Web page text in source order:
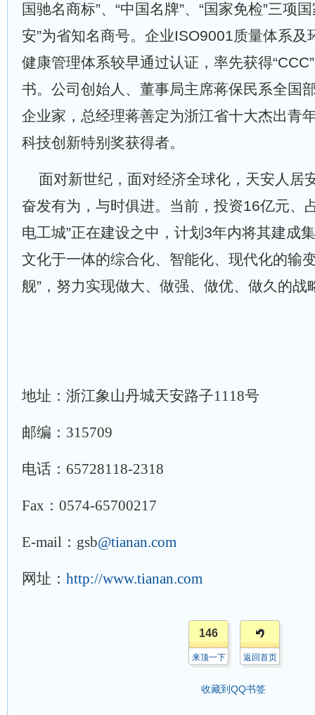
国驰名商标”、“中国名牌”、“国家免检”三项
安”为省知名商号。企业ISO9001质量体系及
健康管理体系较早通过认证，率先获得
书。公司创始人、董事局主席蒋保民系全国
企业家，总经理蒋善定为浙江省十大杰出青
科技创新特别奖获得者。
面对新世纪，面对经济全球化，天安人居
奋发有为，与时俱进。当前，投资16亿元、
电工城”正在建设之中，计划3年内将其建成
文化于一体的综合化、智能化、现代化的输
舰”，努力实现做大、做强、做优、做久的
地址： 浙江象山丹城天安路子1118号
邮编： 315709
电话： 65728118-2318
Fax：0574-65700217
E-mail：gsb@tianan.com
网址： http://www.tianan.com
146
来顶一下 返回首页
收藏到QQ书签